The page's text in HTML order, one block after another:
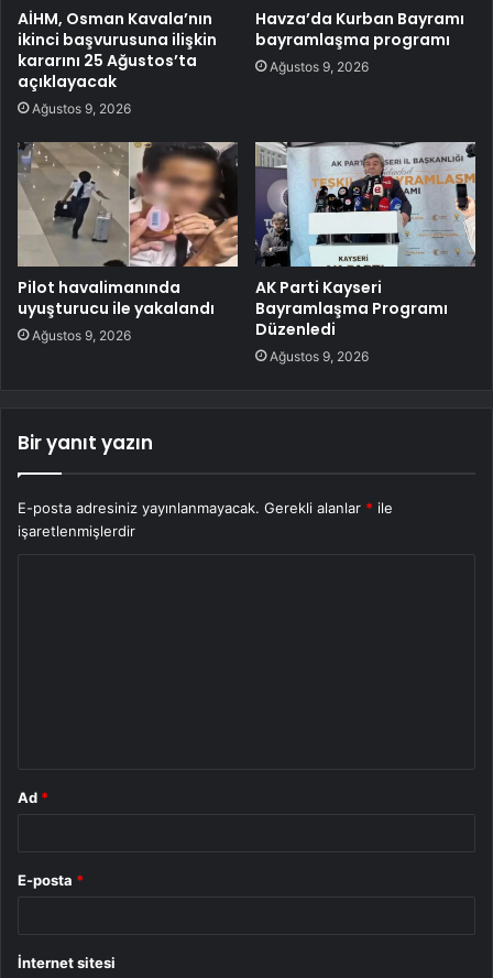
AİHM, Osman Kavala’nın
ikinci başvurusuna ilişkin
kararını 25 Ağustos’ta
açıklayacak
Ağustos 9, 2026
Havza’da Kurban Bayramı
bayramlaşma programı
Ağustos 9, 2026
Pilot havalimanında
uyuşturucu ile yakalandı
Ağustos 9, 2026
AK Parti Kayseri
Bayramlaşma Programı
Düzenledi
Ağustos 9, 2026
Bir yanıt yazın
E-posta adresiniz yayınlanmayacak. Gerekli alanlar * ile
işaretlenmişlerdir
Ad *
E-posta *
İnternet sitesi